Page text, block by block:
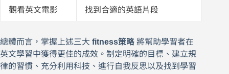
觀看英文電影 找到合適的英語片段
總體而言，掌握上述三大 fitness策略 將幫助學習者在
英文學習中獲得更佳的成效。制定明確的目標、建立規
律的習慣、充分利用科技、進行自我反思以及找到學習